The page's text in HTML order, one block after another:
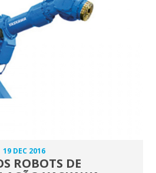
19 DEC 2016
ROBOTS DE